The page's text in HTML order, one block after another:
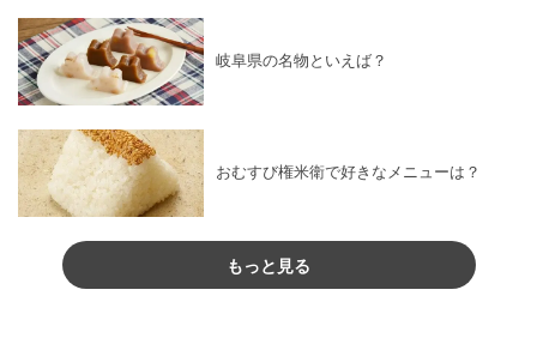
岐阜県の名物といえば？
おむすび権米衛で好きなメニューは？
もっと見る